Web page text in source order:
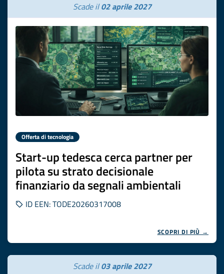
Scade il02 aprile 2027
Offerta di tecnologia
Start-up tedesca cerca partner per
pilota su strato decisionale
finanziario da segnali ambientali
ID EEN: TODE20260317008
SCOPRI DI PIÙ →
Scade il03 aprile 2027